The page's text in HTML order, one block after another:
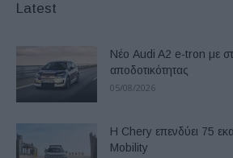
Latest
Νέο Audi A2 e-tron με
αποδοτικότητας
05/08/2026
Η Chery επενδύει 75
Mobility